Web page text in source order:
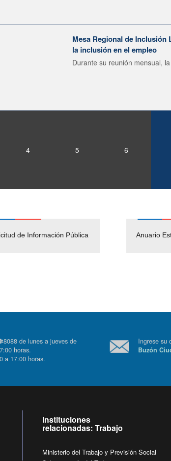
Mesa Regional de
la inclusión en el empleo
Durante su reunión mensual,
4 5 6
de Información Pública Anuario
Empleos Públicos
✽8088 de lunes a jueves de
horas.
a 17:00 horas.
Ingrese
Buzón
Instituciones
relacionadas: Trabajo
Ministerio del Trabajo y Previsión Social